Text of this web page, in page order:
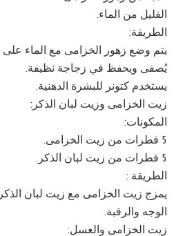
القليل من الماء.
الطريقة:
يتم وضع زهور الخزامى مع الماء على
يُصفى ويحفظ في زجاجة نظيفة.
يستخدم كتونر للبشرة الدهنية.
زيت الخزامى وزيت لبان الذكر:
المكونات:
5 قطرات من زيت الخزامى.
5 قطرات من زيت لبان الذكر.
الطريقة :
يمزج زيت الخزامى مع زيت لبان
الوجه والرقبة.
زيت الخزامى والعسل: